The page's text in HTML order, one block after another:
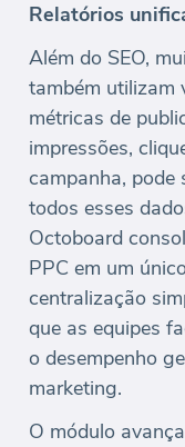
Relatórios
Além do SEO,
também utilizam
métricas de
impressões,
campanha, pode
todos esses
Octoboard
PPC em um
centralização
que as equipes
o desempenho
marketing.
O módulo